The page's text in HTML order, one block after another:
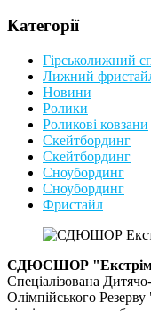
Категорії
Гірськолижний
Лижний
Новини
Ролики
Роликові ковзани
Скейтбординг
Скейтбординг
Сноубординг
Сноубординг
Фристайл
СДЮСШОР "Екстрім"
Спеціалізована
Олімпійського Резерву